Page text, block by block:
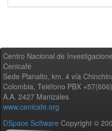
Centro Nacional de
Cenicafé
Sede Planalto, km. 4 vía
Colombia, Teléfono PBX
A.A. 2427 Manizales
www.cenicafe.org
DSpace Software Copyright ©